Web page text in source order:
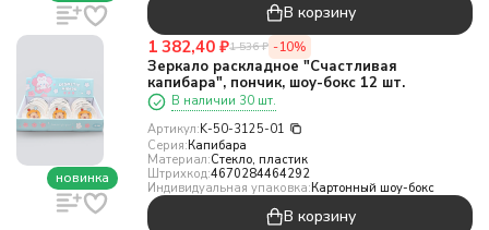
В корзину
новинка
1 382,40 ₽1 536 ₽ -10%
Зеркало раскладное "Счастливая
капибара", пончик, шоу-бокс 12 шт.
В наличии 30 шт.
Артикул:K-50-3125-01
Серия:Капибара
Материал:Стекло, пластик
Штрихкод:4670284464292
Индивидуальная упаковка:Картонный шоу-бокс
В корзину